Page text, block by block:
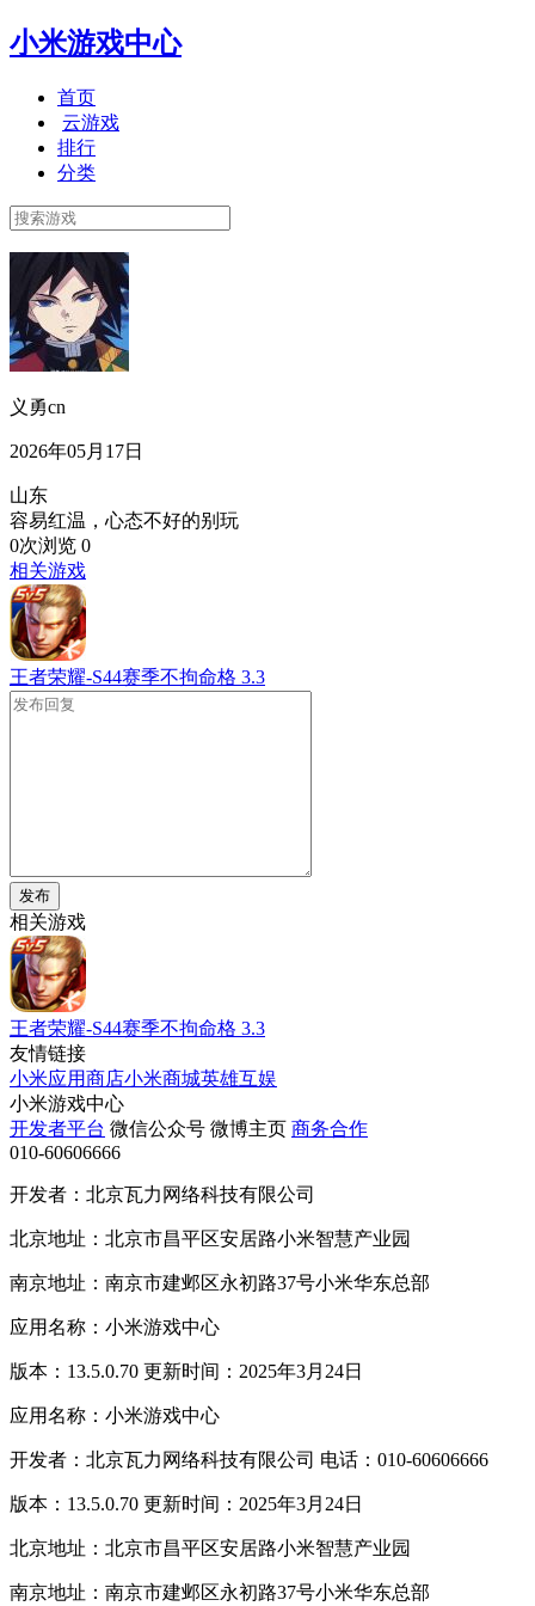
小米游戏中心
首页
云游戏
排行
分类
义勇cn
2026年05月17日
山东
容易红温，心态不好的别玩
0次浏览 0
相关游戏
王者荣耀-S44赛季不拘命格 3.3
发布
相关游戏
王者荣耀-S44赛季不拘命格 3.3
友情链接
小米应用商店小米商城英雄互娱
小米游戏中心
开发者平台 微信公众号 微博主页 商务合作
010-60606666
开发者：北京瓦力网络科技有限公司
北京地址：北京市昌平区安居路小米智慧产业园
南京地址：南京市建邺区永初路37号小米华东总部
应用名称：小米游戏中心
版本：13.5.0.70 更新时间：2025年3月24日
应用名称：小米游戏中心
开发者：北京瓦力网络科技有限公司 电话：010-60606666
版本：13.5.0.70 更新时间：2025年3月24日
北京地址：北京市昌平区安居路小米智慧产业园
南京地址：南京市建邺区永初路37号小米华东总部